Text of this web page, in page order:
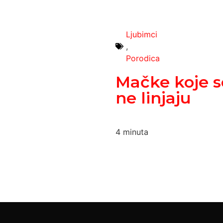
Ljubimci
,
Porodica
Mačke koje
ne linjaju
4 minuta